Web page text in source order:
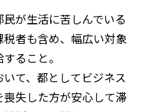
が生活に苦しんでいる
者も含め、幅広い対象
ること。
て、都としてビジネス
失した方が安心して滞